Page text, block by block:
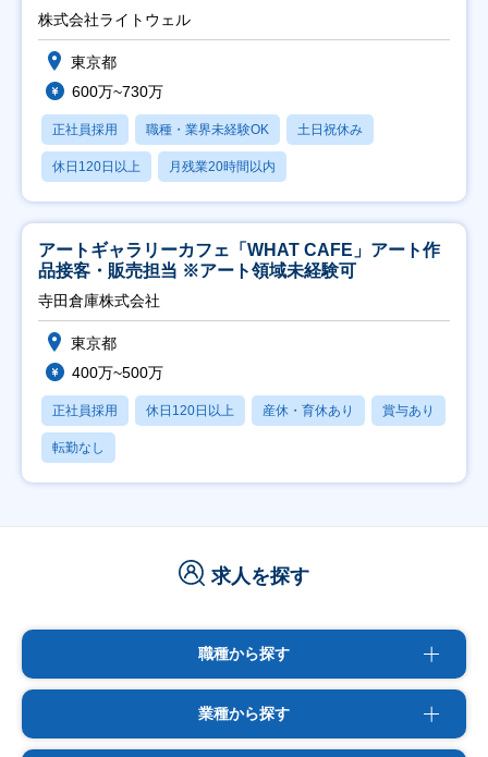
能】
株式会社ライトウェル
東京都
600万~730万
正社員採用 職種・業界未経験OK 土日祝休み
休日120日以上 月残業20時間以内
アートギャラリーカフェ「WHAT CAFE」アート作
品接客・販売担当 ※アート領域未経験可
寺田倉庫株式会社
東京都
400万~500万
正社員採用 休日120日以上 産休・育休あり 賞与あり
転勤なし
求人を探す
職種から探す
業種から探す